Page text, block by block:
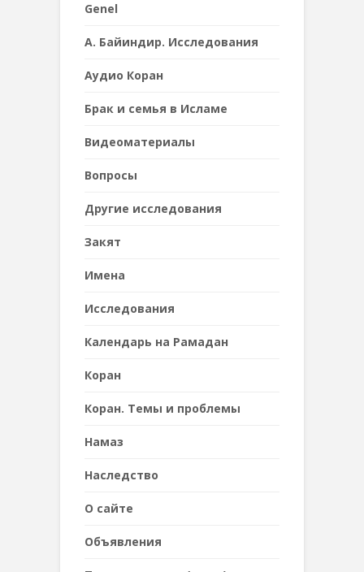
Genel
А. Байиндир. Исследования
Аудио Коран
Брак и семья в Исламе
Видеоматериалы
Вопросы
Другие исследования
Закят
Имена
Исследования
Календарь на Рамадан
Коран
Коран. Темы и проблемы
Намаз
Наследствo
О сайте
Объявления